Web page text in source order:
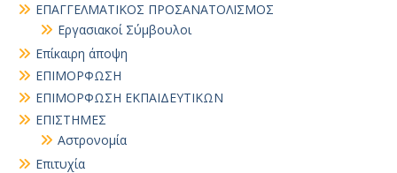
ΕΠΑΓΓΕΛΜΑΤΙΚΟΣ ΠΡΟΣΑΝΑΤΟΛΙΣΜΟΣ
Εργασιακοί Σύμβουλοι
Επίκαιρη άποψη
ΕΠΙΜΟΡΦΩΣΗ
ΕΠΙΜΟΡΦΩΣΗ ΕΚΠΑΙΔΕΥΤΙΚΩΝ
ΕΠΙΣΤΗΜΕΣ
Αστρονομία
Επιτυχία